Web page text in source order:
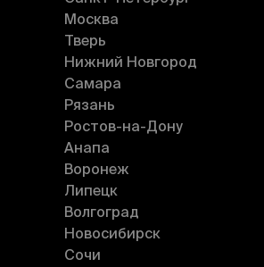
Москва
Тверь
Нижний Новгород
Самара
Рязань
Ростов-на-Дону
Анапа
Воронеж
Липецк
Волгоград
Новосибирск
Сочи